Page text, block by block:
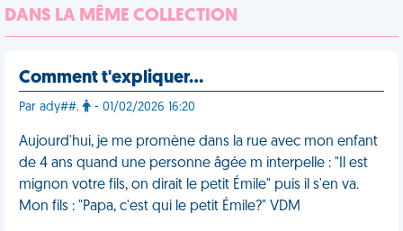
DANS LA MÊME COLLECTION
Comment t'expliquer…
Par ady##. - 01/02/2026 16:20
Aujourd'hui, je me promène dans la rue avec mon enfant
de 4 ans quand une personne âgée m interpelle : "Il est
mignon votre fils, on dirait le petit Émile" puis il s'en va.
Mon fils : "Papa, c'est qui le petit Émile?" VDM